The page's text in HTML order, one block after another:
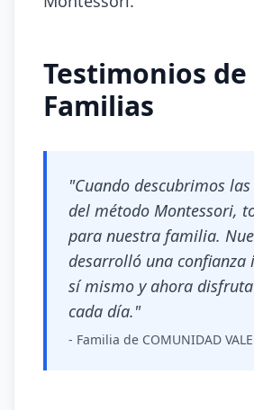
Testimonios de
Familias
"Cuando descubrimos
del método Montessori,
para nuestra familia.
desarrolló una confianza
sí mismo y ahora
cada día."
- Familia de COMUNIDAD